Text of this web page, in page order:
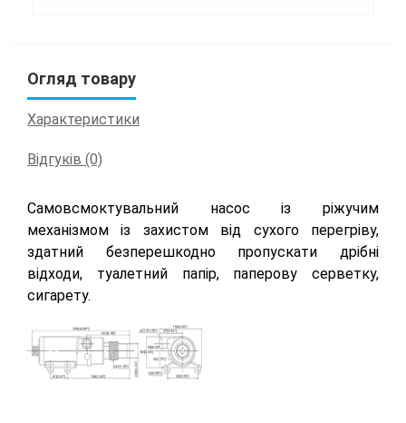
Огляд товару
Характеристики
Відгуків (0)
Самовсмоктувальний насос із ріжучим
механізмом із захистом від сухого перегріву,
здатний безперешкодно пропускати дрібні
відходи, туалетний папір, паперову серветку,
сигарету.